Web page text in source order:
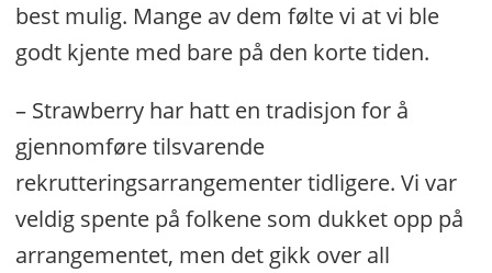
best mulig. Mange av dem følte vi at vi ble
godt kjente med bare på den korte tiden.
– Strawberry har hatt en tradisjon for å
gjennomføre tilsvarende
rekrutteringsarrangementer tidligere. Vi var
veldig spente på folkene som dukket opp på
arrangementet, men det gikk over all